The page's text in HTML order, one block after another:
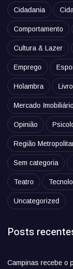
Cidadania
Comportamento
Cultura & Lazer
Emprego
Holambra
Mercado Imobiliário
Opinião
Região
Sem categoria
Teatro
Uncategorized
Posts
Campinas recebe o